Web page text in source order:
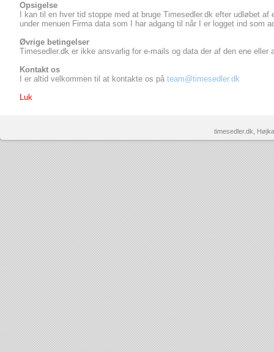
Opsigelse
I kan til en hver tid stoppe med at bruge Timesedler.dk efter udløbet
under menuen Firma data som I har adgang til når I er logget ind som
Øvrige betingelser
Timesedler.dk er ikke ansvarlig for e-mails og data der af den ene
Kontakt os
I er altid velkommen til at kontakte os på team@timesedler.dk
Luk
timesedler.dk,